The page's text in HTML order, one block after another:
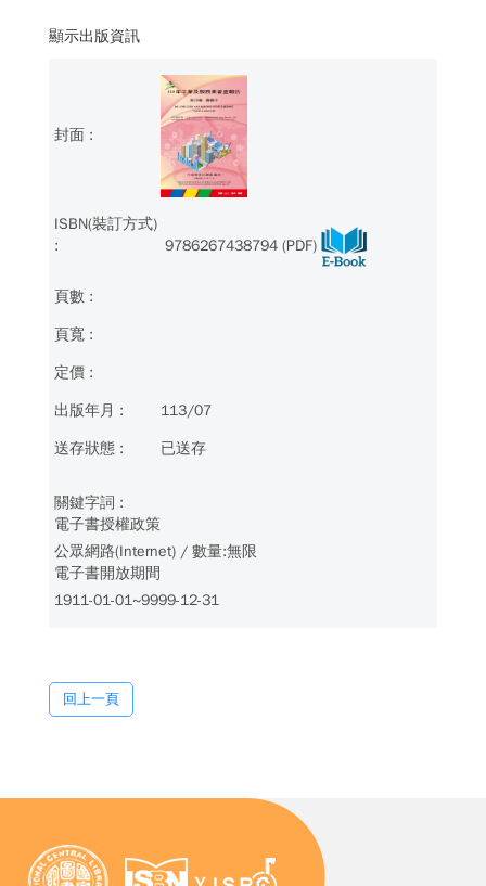
顯示出版資訊
9786267438794 (PDF)
113/07
已送存
電子書授權政策
公眾網路(Internet) / 數量:無限
電子書開放期間
1911-01-01~9999-12-31
回上一頁